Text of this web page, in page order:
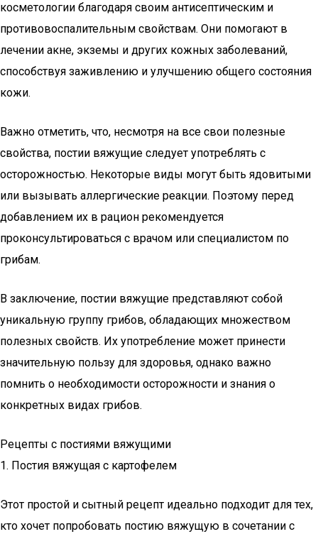
косметологии благодаря своим антисептическим и
противовоспалительным свойствам. Они помогают в
лечении акне, экземы и других кожных заболеваний,
способствуя заживлению и улучшению общего состояния
кожи.
Важно отметить, что, несмотря на все свои полезные
свойства, постии вяжущие следует употреблять с
осторожностью. Некоторые виды могут быть ядовитыми
или вызывать аллергические реакции. Поэтому перед
добавлением их в рацион рекомендуется
проконсультироваться с врачом или специалистом по
грибам.
В заключение, постии вяжущие представляют собой
уникальную группу грибов, обладающих множеством
полезных свойств. Их употребление может принести
значительную пользу для здоровья, однако важно
помнить о необходимости осторожности и знания о
конкретных видах грибов.
Рецепты с постиями вяжущими
1. Постия вяжущая с картофелем
Этот простой и сытный рецепт идеально подходит для тех,
кто хочет попробовать постию вяжущую в сочетании с